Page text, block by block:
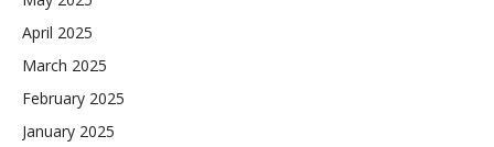
April 2025
March 2025
February 2025
January 2025